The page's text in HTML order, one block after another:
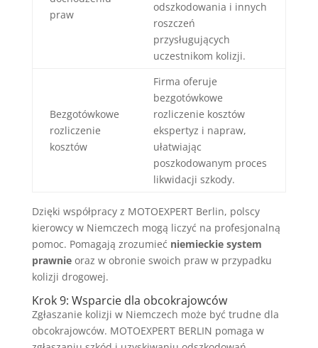
praw
odszkodowania i innych
roszczeń
przysługujących
uczestnikom kolizji.
Bezgotówkowe
rozliczenie
kosztów
Firma oferuje
bezgotówkowe
rozliczenie kosztów
ekspertyz i napraw,
ułatwiając
poszkodowanym proces
likwidacji szkody.
Dzięki współpracy z MOTOEXPERT Berlin, polscy
kierowcy w Niemczech mogą liczyć na profesjonalną
pomoc. Pomagają zrozumieć niemieckie system
prawnieoraz w obronie swoich praw w przypadku
kolizji drogowej.
Krok 9: Wsparcie dla obcokrajowców
Zgłaszanie kolizji w Niemczech może być trudne dla
obcokrajowców. MOTOEXPERT BERLIN pomaga w